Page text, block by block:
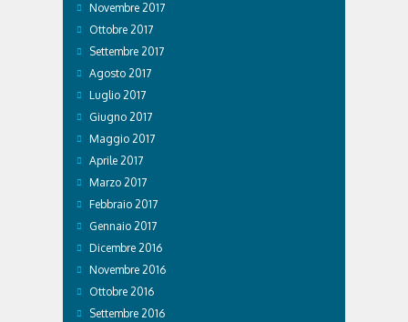
Novembre 2017
Ottobre 2017
Settembre 2017
Agosto 2017
Luglio 2017
Giugno 2017
Maggio 2017
Aprile 2017
Marzo 2017
Febbraio 2017
Gennaio 2017
Dicembre 2016
Novembre 2016
Ottobre 2016
Settembre 2016